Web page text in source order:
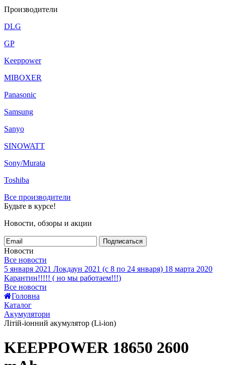
Производители
DLG
GP
Keeppower
MIBOXER
Panasonic
Samsung
Sanyo
SINOWATT
Sony/Murata
Toshiba
Все производители
Будьте в курсе!
Новости, обзоры и акции
Подписаться
Новости
Все новости
5 января 2021 Локдаун 2021 (с 8 по 24 января) 18 марта 2020
Карантин!!!!! ( но мы работаем!!!)
Все новости
Головна
Каталог
Акумулятори
Літій-іонний акумулятор (Li-ion)
KEEPPOWER 18650 2600